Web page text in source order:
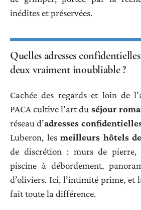
inédites et préservées.
Quelles adresses
deux vraiment inoubliable ?
Cachée des regards et loin de
PACA cultive l’art du séjour
réseau d’adresses
Luberon, les meilleurs hôtels
de discrétion : murs de pierre,
piscine à débordement,
d’oliviers. Ici, l’intimité prime, et
fait toute la différence.